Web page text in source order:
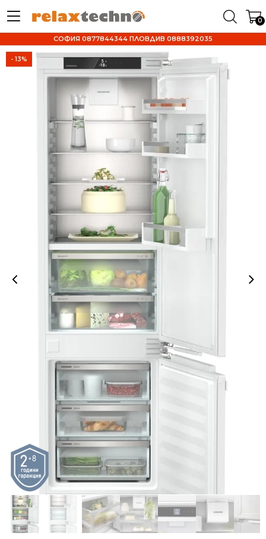
0
СОФИЯ 0877844344 ПЛОВДИВ 0888392035
- 13%